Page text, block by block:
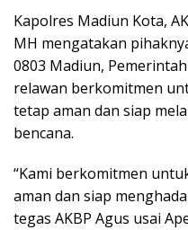
Kapolres Madiun Kota,
MH mengatakan
0803 Madiun,
relawan berkomitmen
tetap aman dan siap
bencana.
“Kami berkomitmen
aman dan siap
tegas AKBP Agus usai